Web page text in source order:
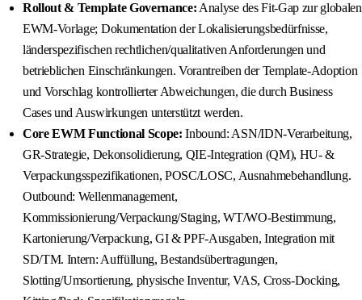
Rollout & Template Governance: Analyse des Fit-Gap zur globalen
EWM-Vorlage; Dokumentation der Lokalisierungsbedürfnisse,
länderspezifischen rechtlichen/qualitativen Anforderungen und
betrieblichen Einschränkungen. Vorantreiben der Template-Adoption
und Vorschlag kontrollierter Abweichungen, die durch Business
Cases und Auswirkungen unterstützt werden.
Core EWM Functional Scope: Inbound: ASN/IDN-Verarbeitung,
GR-Strategie, Dekonsolidierung, QIE-Integration (QM), HU- &
Verpackungsspezifikationen, POSC/LOSC, Ausnahmebehandlung.
Outbound: Wellenmanagement,
Kommissionierung/Verpackung/Staging, WT/WO-Bestimmung,
Kartonierung/Verpackung, GI & PPF-Ausgaben, Integration mit
SD/TM. Intern: Auffüllung, Bestandsübertragungen,
Slotting/Umsortierung, physische Inventur, VAS, Cross-Docking,